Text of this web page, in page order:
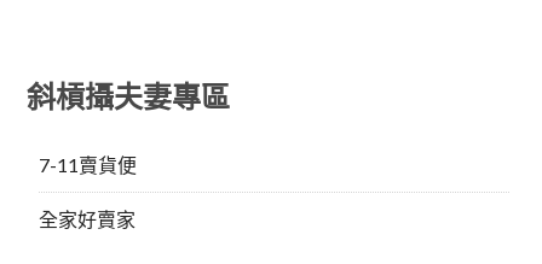
斜槓攝夫妻專區
7-11賣貨便
全家好賣家